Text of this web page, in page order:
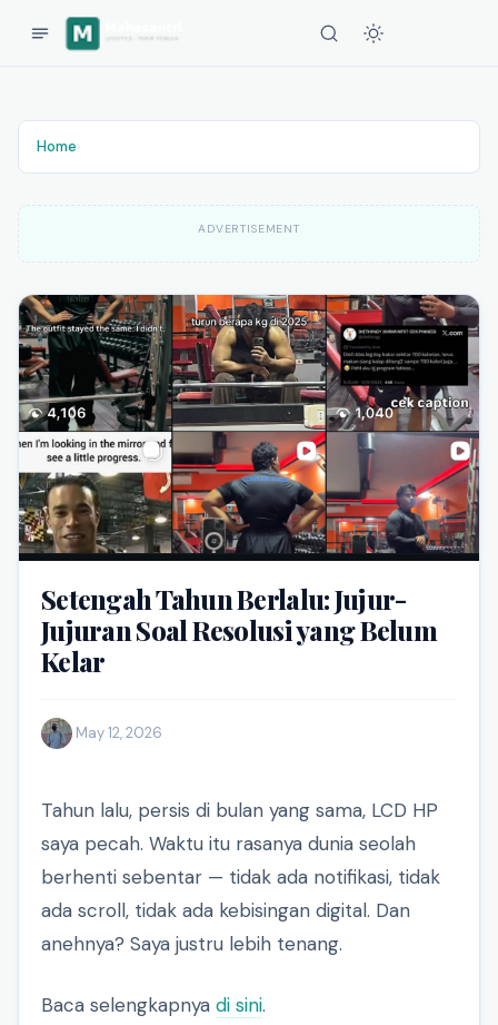
Home›
ADVERTISEMENT
Setengah Tahun Berlalu: Jujur-
Jujuran Soal Resolusi yang Belum
Kelar
May 12, 2026
Tahun lalu, persis di bulan yang sama, LCD HP
saya pecah. Waktu itu rasanya dunia seolah
berhenti sebentar — tidak ada notifikasi, tidak
ada scroll, tidak ada kebisingan digital. Dan
anehnya? Saya justru lebih tenang.
Baca selengkapnya di sini.